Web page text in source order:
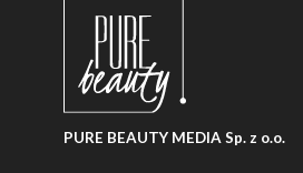
PURE BEAUTY MEDIA Sp. z o.o.